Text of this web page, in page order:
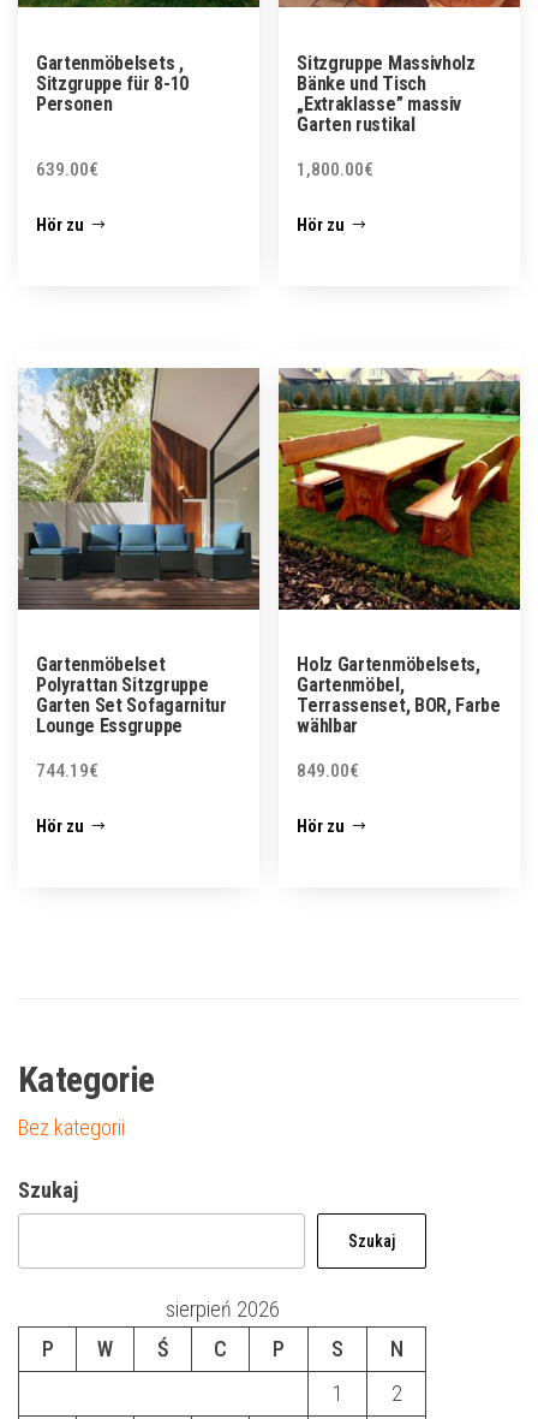
Gartenmöbelsets ,
Sitzgruppe für 8-10
Personen
639.00€
Hör zu
Sitzgruppe Massivholz
Bänke und Tisch
„Extraklasse” massiv
Garten rustikal
1,800.00€
Hör zu
Gartenmöbelset
Polyrattan Sitzgruppe
Garten Set Sofagarnitur
Lounge Essgruppe
744.19€
Hör zu
Holz Gartenmöbelsets,
Gartenmöbel,
Terrassenset, BOR, Farbe
wählbar
849.00€
Hör zu
Kategorie
Bez kategorii
Szukaj
Szukaj
sierpień 2026
P
W Ś C P S
N
1
2